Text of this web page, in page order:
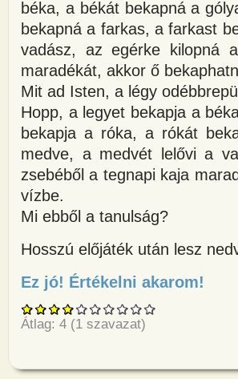
béka, a békát bekapná a
bekapná a farkas, a farkast
vadász, az egérke kilopná
maradékát, akkor ő
Mit ad Isten, a légy
Hopp, a legyet bekapja a
bekapja a róka, a rókát
medve, a medvét lelővi a
zsebéből a tegnapi kaja
vízbe.
Mi ebből a tanulság?
Hosszú előjáték után lesz
Ez jó! Értékelni akarom!
Átlag: 4 (1 szavazat)